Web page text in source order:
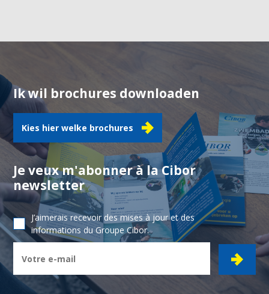
Ik wil brochures downloaden
Kies hier welke brochures
Je veux m'abonner à la Cibor
newsletter
J’aimerais recevoir des mises à jour et des
informations du Groupe Cibor.